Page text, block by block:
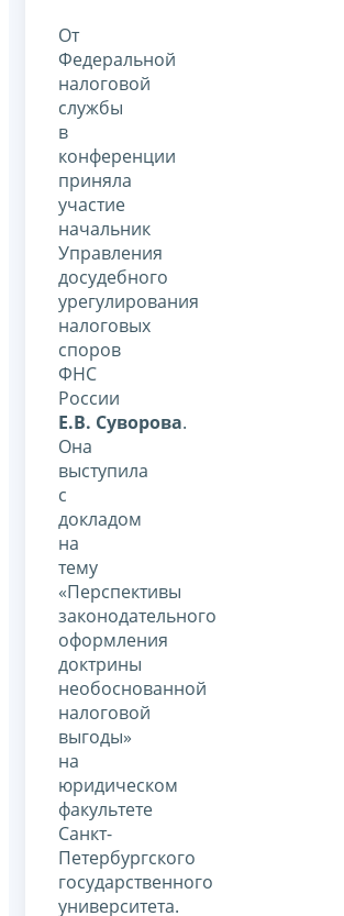
От
Федеральной
налоговой
службы
в
конференции
приняла
участие
начальник
Управления
досудебного
урегулирования
налоговых
споров
ФНС
России
Е.В. Суворова.
Она
выступила
с
докладом
на
тему
«Перспективы
законодательного
оформления
доктрины
необоснованной
налоговой
выгоды»
на
юридическом
факультете
Санкт-
Петербургского
государственного
университета.